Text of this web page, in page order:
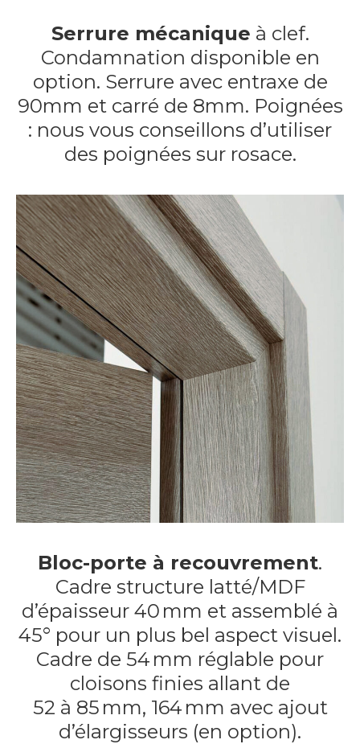
Serrure mécanique à clef.
Condamnation disponible en
option. Serrure avec entraxe de
90mm et carré de 8mm. Poignées
: nous vous conseillons d’utiliser
des poignées sur rosace.
Bloc-porte à recouvrement.
Cadre structure latté/MDF
d’épaisseur 40 mm et assemblé à
45° pour un plus bel aspect visuel.
Cadre de 54 mm réglable pour
cloisons finies allant de
52 à 85 mm, 164 mm avec ajout
d’élargisseurs (en option).